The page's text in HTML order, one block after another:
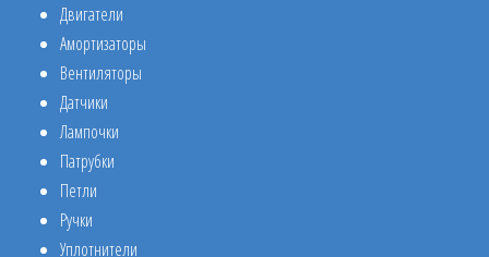
Двигатели
Амортизаторы
Вентиляторы
Датчики
Лампочки
Патрубки
Петли
Ручки
Уплотнители